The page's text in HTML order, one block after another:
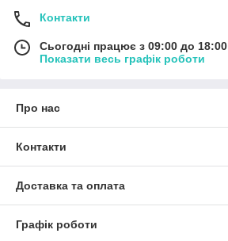
Контакти
Сьогодні працює з 09:00 до 18:00
Показати весь графік роботи
Про нас
Контакти
Доставка та оплата
Графік роботи